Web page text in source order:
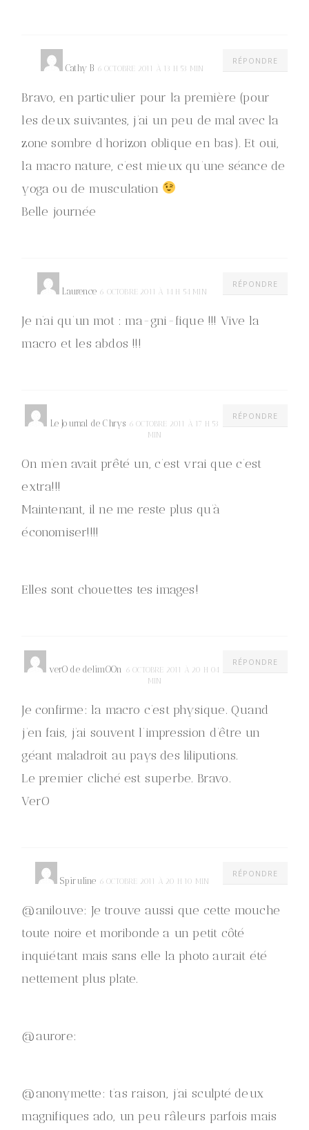
RÉPONDRE
Cathy B 6 OCTOBRE 2011 À 13 H 53 MIN
Bravo, en particulier pour la première (pour
les deux suivantes, j’ai un peu de mal avec la
zone sombre d’horizon oblique en bas). Et oui,
la macro nature, c’est mieux qu’une séance de
yoga ou de musculation
Belle journée
RÉPONDRE
Laurence 6 OCTOBRE 2011 À 14 H 54 MIN
Je n’ai qu’un mot : ma-gni-fique !!! Vive la
macro et les abdos !!!
RÉPONDRE
Le Journal de Chrys 6 OCTOBRE 2011 À 17 H 53
MIN
On m’en avait prêté un, c’est vrai que c’est
extra!!!
Maintenant, il ne me reste plus qu’à
économiser!!!!
Elles sont chouettes tes images!
RÉPONDRE
verO de delimOOn
6 OCTOBRE 2011 À 20 H 04
MIN
Je confirme: la macro c’est physique. Quand
j’en fais, j’ai souvent l’impression d’être un
géant maladroit au pays des liliputions.
Le premier cliché est superbe. Bravo.
VerO
RÉPONDRE
Spiruline 6 OCTOBRE 2011 À 20 H 10 MIN
@anilouve: Je trouve aussi que cette mouche
toute noire et moribonde a un petit côté
inquiétant mais sans elle la photo aurait été
nettement plus plate.
@aurore:
@anonymette: t’as raison, j’ai sculpté deux
magnifiques ado, un peu râleurs parfois mais